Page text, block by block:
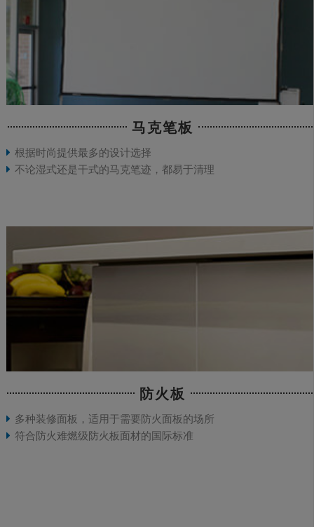
马克笔板
根据时尚提供最多的设计选择
不论湿式还是干式的马克笔迹，都易于清理
防火板
多种装修面板，适用于需要防火面板的场所
符合防火难燃级防火板面材的国际标准